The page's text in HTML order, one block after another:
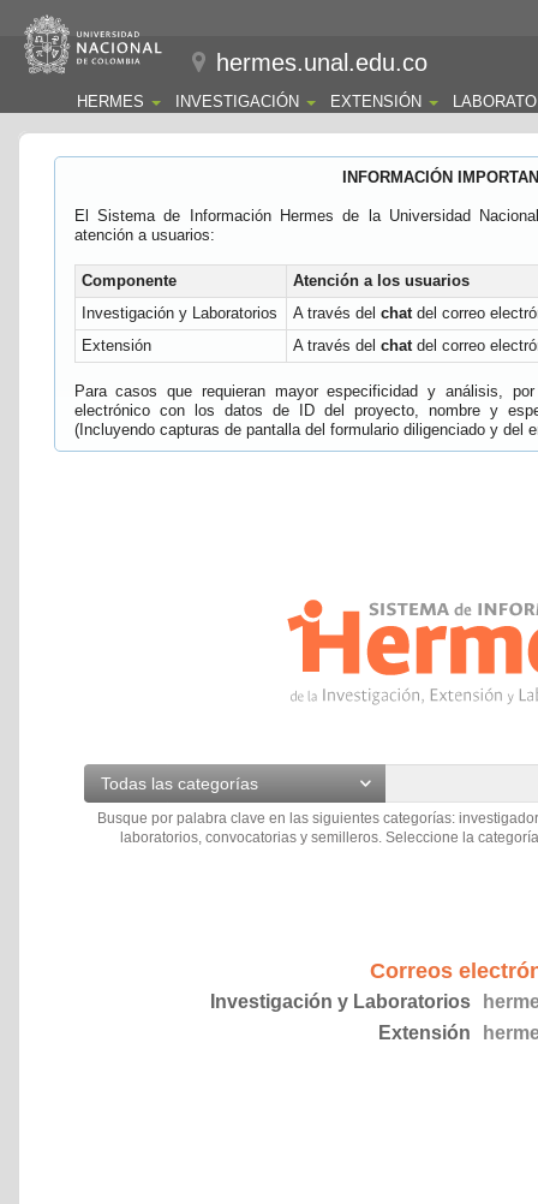
hermes.unal.edu.co
HERMES INVESTIGACIÓN EXTENSIÓN
INFORMACIÓN
El Sistema de Información Hermes de la Universidad
atención a usuarios:
Componente
Atención a los usuarios
Investigación y Laboratorios
A través del chatdel correo
Extensión
A través del chatdel correo
Para casos que requieran mayor especificidad y análisis,
electrónico con los datos de ID del proyecto, nombre y
(Incluyendo capturas de pantalla del formulario diligenciado y del
Todas las categorías
Busque por palabra clave en las siguientes categorías:
laboratorios, convocatorias y semilleros. Seleccione la
Correos
Investigación y Laboratorios
Extensión